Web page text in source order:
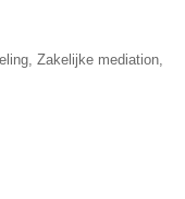
Zakelijke mediation,